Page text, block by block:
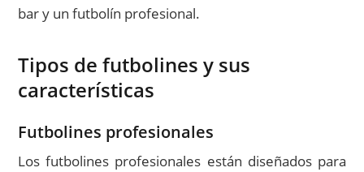
bar y un futbolín profesional.
Tipos de futbolines y sus
características
Futbolines profesionales
Los futbolines profesionales están diseñados para